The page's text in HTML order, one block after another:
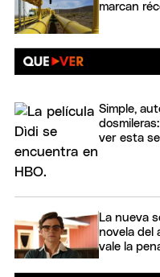
marcan
Simple,
ver esta
La nueva
novela del
vale la